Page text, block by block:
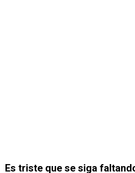
Es triste que se siga